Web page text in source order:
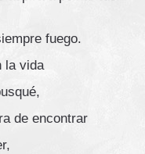
fuego.
la vida
de encontrar